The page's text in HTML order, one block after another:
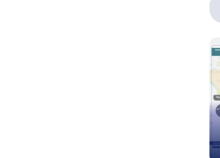
درباره اینفوگرافیک